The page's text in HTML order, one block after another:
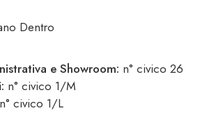
Dentro
e Showroom: n° civico 26
n° civico 1/M
n° civico 1/L